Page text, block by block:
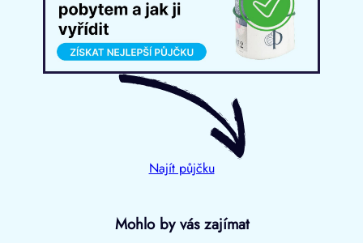
Najít půjčku
Mohlo by vás zajímat